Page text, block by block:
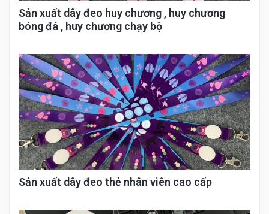
Sản xuất dây đeo huy chương , huy chương
bóng đá , huy chương chạy bộ
Sản xuất dây đeo thẻ nhân viên cao cấp